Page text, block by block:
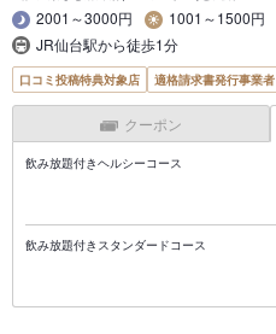
2001～3000円
1001～1500円
JR仙台駅から徒歩1分
口コミ投稿特典対象店 適格請求書発行事業者
クーポン
飲み放題付きヘルシーコース
飲み放題付きスタンダードコース